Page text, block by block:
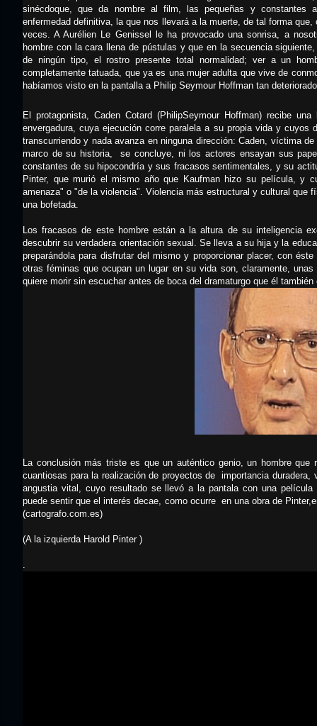
sinécdoque, que da nombre al film, las pequeñas y constantes
enfermedad definitiva, la que nos llevará a la muerte, de tal forma
veces. A Aurélien Le Genissel le ha provocado una sonrisa, a
hombre con la cara llena de pústulas y que en la secuencia
de ningún tipo, el rostro presente total normalidad; ver a un
completamente tatuada, que ya es una mujer adulta que vive de
habíamos visto en la pantalla a Philip Seymour Hoffman tan
El protagonista, Caden Cotard (PhilipSeymour Hoffman) recibe
envergadura, cuya ejecución corre paralela a su propia vida y
transcurriendo y nada avanza en ninguna dirección: Caden, víctima
marco de su historia, se concluye, ni los actores ensayan sus
constantes de su hipocondría y sus fracasos sentimentales, y su
Pinter, que murió el mismo año que Kaufman hizo su película, y
amenaza" o "de la violencia". Violencia más estructural y cultural
una bofetada.
Los fracasos de este hombre están a la altura de su inteligencia
descubrir su verdadera orientación sexual. Se lleva a su hija y la
preparándola para disfrutar del mismo y proporcionar placer, con
otras féminas que ocupan un lugar en su vida son, claramente,
quiere morir sin escuchar antes de boca del dramaturgo que él
La conclusión más triste es que un auténtico genio, un hombre
cuantiosas para la realización de proyectos de importancia
angustia vital, cuyo resultado se llevó a la pantala con una película
puede sentir que el interés decae, como ocurre en una obra de
(cartografo.com.es)
(A la izquierda Harold Pinter )
.